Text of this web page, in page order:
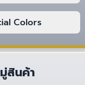
Colors
สินค้า